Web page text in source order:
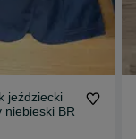
jeździecki
niebieski BR